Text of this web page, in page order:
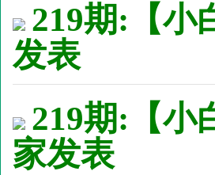
219期:【小
发表
219期:【小
家发表